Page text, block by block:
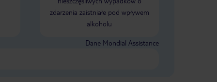
zdarzenia zaistniałe pod wpływem
alkoholu
Dane Mondial Assistance